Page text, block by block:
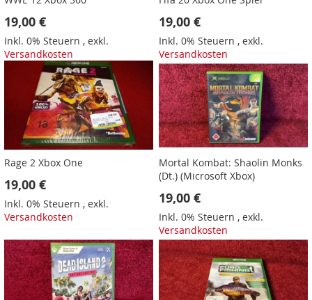
19,00 €
Inkl. 0% Steuern , exkl.
Versandkosten
19,00 €
Inkl. 0% Steuern ,exkl.
Versandkosten
Rage 2 Xbox One
19,00 €
Inkl. 0% Steuern , exkl.
Versandkosten
Mortal Kombat: Shaolin Monks
(Dt.) (Microsoft Xbox)
19,00 €
Inkl. 0% Steuern ,exkl.
Versandkosten